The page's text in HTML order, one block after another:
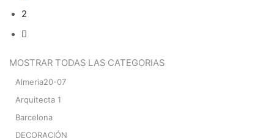
2
MOSTRAR TODAS LAS CATEGORIAS
Almeria20-07
Arquitecta 1
Barcelona
DECORACIÓN